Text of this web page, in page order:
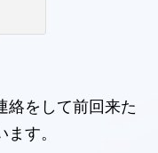
絡をして前回来た
す。